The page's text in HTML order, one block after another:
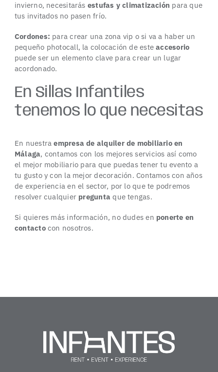
invierno, necesitarás estufas y climatización para que
tus invitados no pasen frío.
Cordones: para crear una zona vip o si va a haber un
pequeño photocall, la colocación de esteaccesorio
puede ser un elemento clave para crear un lugar
acordonado.
En Sillas Infantiles
tenemos lo que necesitas
En nuestraempresa de alquiler de mobiliario en
Málaga, contamos con los mejores servicios así como
el mejor mobiliario para que puedas tener tu evento a
tu gusto y con la mejor decoración. Contamos con años
de experiencia en el sector, por lo que te podremos
resolver cualquier pregunta que tengas.
Si quieres más información, no dudes en ponerte en
contactocon nosotros.